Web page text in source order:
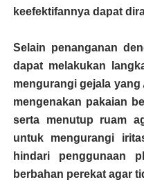
keefektifannya dapat
Selain penanganan
dapat melakukan
mengurangi gejala yang
mengenakan pakaian
serta menutup ruam
untuk mengurangi
hindari penggunaan
berbahan perekat agar